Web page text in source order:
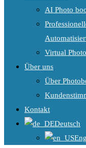
AI Photo
Virtual
Über uns
Über
Kontakt
Deutsch